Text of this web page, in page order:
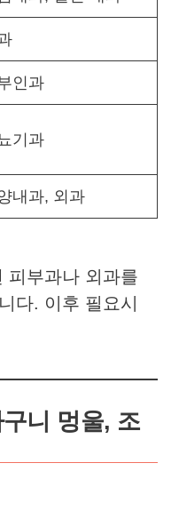
인과
기과
내과, 외과
부과나 외과를
다. 이후 필요시
니 멍울, 조